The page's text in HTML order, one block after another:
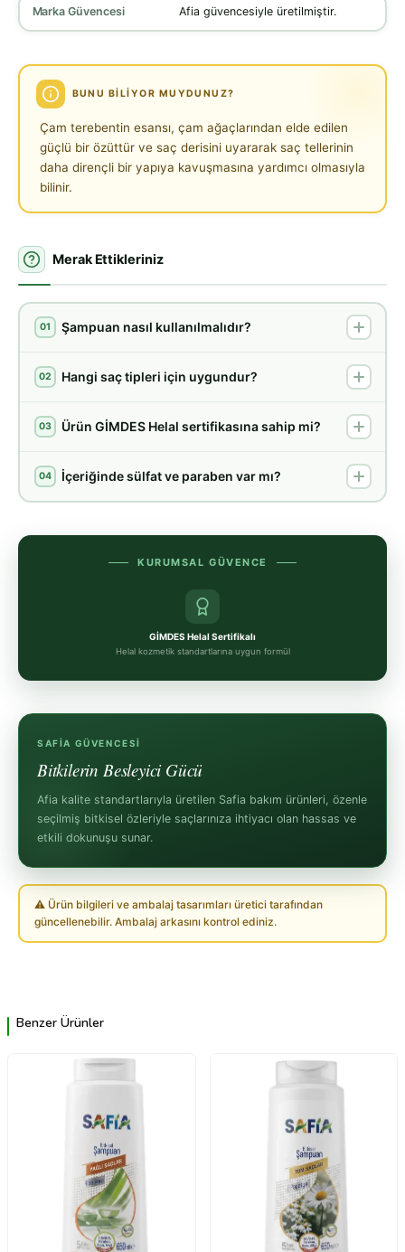
Marka Güvencesi Afia güvencesiyle üretilmiştir.
BUNU BILIYOR MUYDUNUZ?
Çam terebentin esansı, çam ağaçlarından elde edilen
güçlü bir özüttür ve saç derisini uyararak saç tellerinin
daha dirençli bir yapıya kavuşmasına yardımcı olmasıyla
bilinir.
Merak Ettikleriniz
01 Şampuan nasıl kullanılmalıdır?
02 Hangi saç tipleri için uygundur?
03 Ürün GİMDES Helal sertifikasına sahip mi?
04 İçeriğinde sülfat ve paraben var mı?
KURUMSAL GÜVENCE
GİMDES Helal Sertifikalı
Helal kozmetik standartlarına uygun formül
SAFIA GÜVENCESI
Bitkilerin Besleyici Gücü
Afia kalite standartlarıyla üretilen Safia bakım ürünleri, özenle
seçilmiş bitkisel özleriyle saçlarınıza ihtiyacı olan hassas ve
etkili dokunuşu sunar.
⚠ Ürün bilgileri ve ambalaj tasarımları üretici tarafından
güncellenebilir. Ambalaj arkasını kontrol ediniz.
Benzer Ürünler